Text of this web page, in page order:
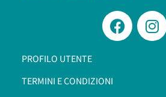
PROFILO UTENTE
TERMINI E CONDIZIONI